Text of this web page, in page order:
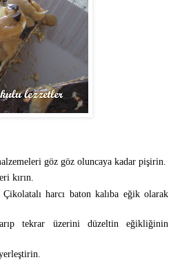
göz göz oluncaya kadar pişirin.
kırın.
harcı baton kalıba eğik olarak
tekrar üzerini düzeltin eğikliğinin